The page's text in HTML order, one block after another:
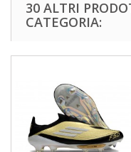
30 ALTRI
CATEGORIA: